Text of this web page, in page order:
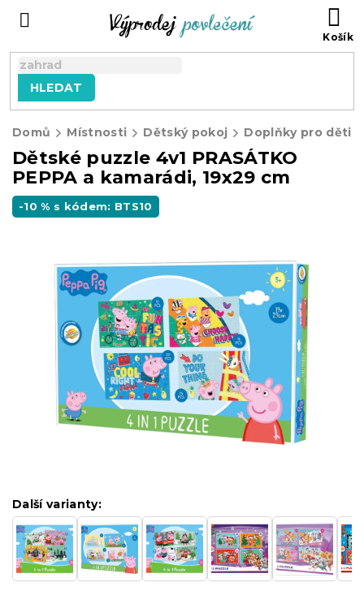
HLEDAT
Domů Místnosti Dětský pokoj Doplňky pro děti
Dětské puzzle 4v1 PRASÁTKO
PEPPA a kamarádi, 19x29 cm
-10 % s kódem: BTS10
Další varianty: